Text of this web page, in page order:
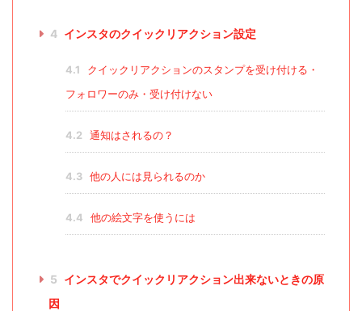
4 インスタのクイックリアクション設定
4.1
クイックリアクションのスタンプを受け付ける・
フォロワーのみ・受け付けない
4.2 通知はされるの？
4.3 他の人には見られるのか
4.4 他の絵文字を使うには
5 インスタでクイックリアクション出来ないときの原
因